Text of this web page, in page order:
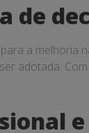
de
a melhoria
adotada.
e